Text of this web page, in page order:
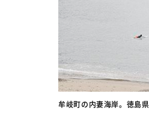
牟岐町の内妻海岸。徳島